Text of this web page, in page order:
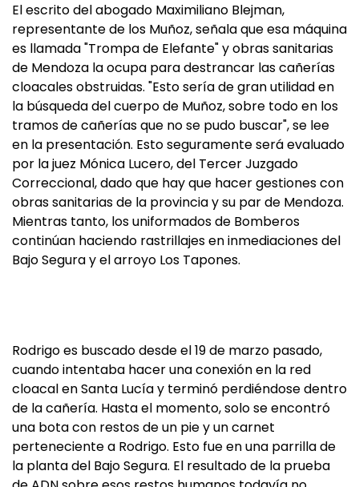
El escrito del abogado Maximiliano Blejman,
representante de los Muñoz, señala que esa máquina
es llamada "Trompa de Elefante" y obras sanitarias
de Mendoza la ocupa para destrancar las cañerías
cloacales obstruidas. "Esto sería de gran utilidad en
la búsqueda del cuerpo de Muñoz, sobre todo en los
tramos de cañerías que no se pudo buscar", se lee
en la presentación. Esto seguramente será evaluado
por la juez Mónica Lucero, del Tercer Juzgado
Correccional, dado que hay que hacer gestiones con
obras sanitarias de la provincia y su par de Mendoza.
Mientras tanto, los uniformados de Bomberos
continúan haciendo rastrillajes en inmediaciones del
Bajo Segura y el arroyo Los Tapones.
Rodrigo es buscado desde el 19 de marzo pasado,
cuando intentaba hacer una conexión en la red
cloacal en Santa Lucía y terminó perdiéndose dentro
de la cañería. Hasta el momento, solo se encontró
una bota con restos de un pie y un carnet
perteneciente a Rodrigo. Esto fue en una parrilla de
la planta del Bajo Segura. El resultado de la prueba